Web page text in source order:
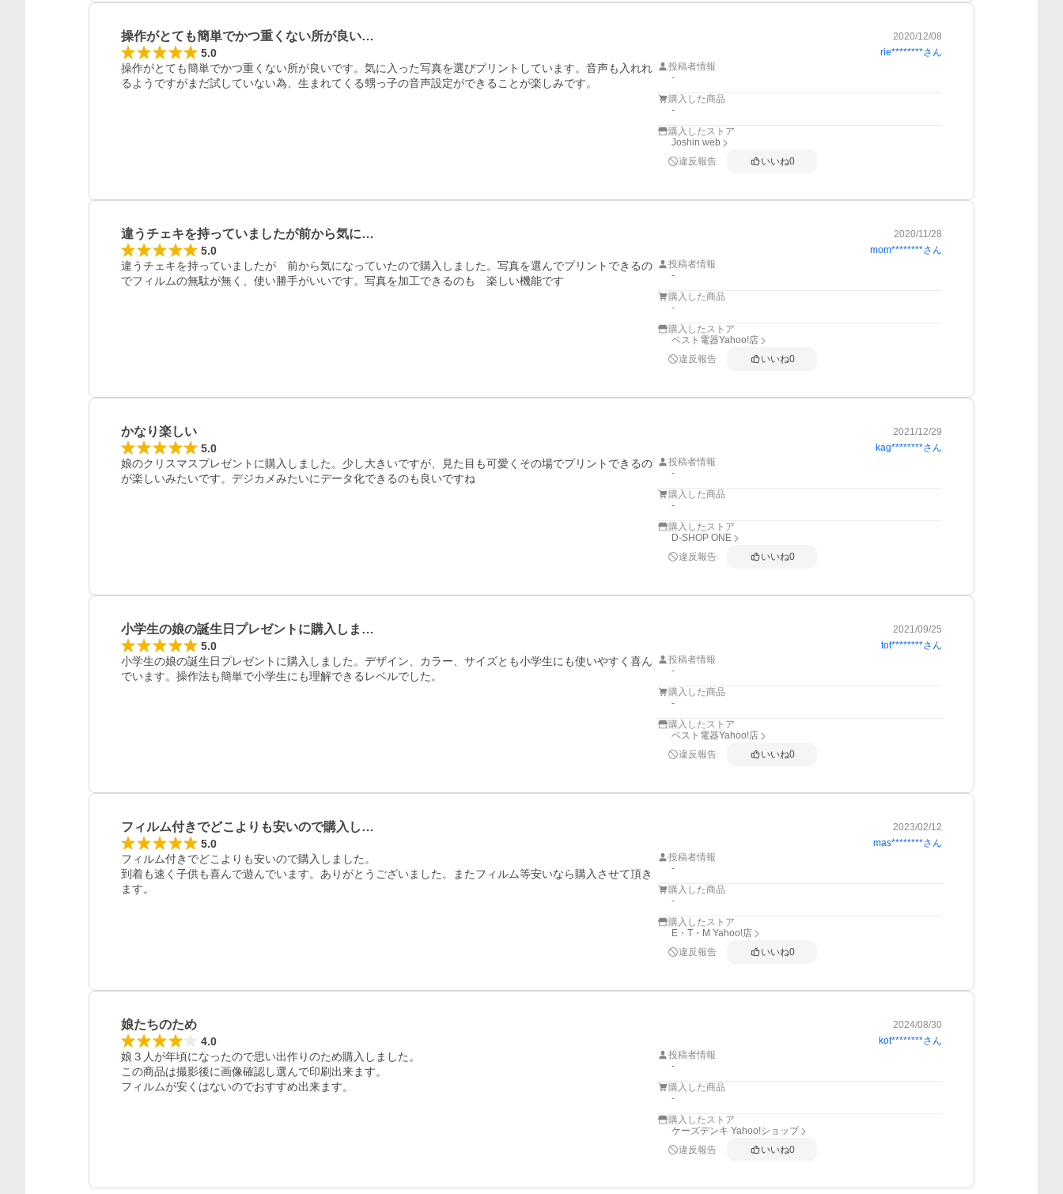
操作がとても簡単でかつ重くない所が良い… 2020/12/08
5.0 rie********さん
操作がとても簡単でかつ重くない所が良いです。気に入った写真を選びプリントしています。音声も入れれ
るようですがまだ試していない為、生まれてくる甥っ子の音声設定ができることが楽しみです。
投稿者情報
-
購入した商品
-
購入したストア
Joshin web
違反報告
いいね0
違うチェキを持っていましたが前から気に… 2020/11/28
5.0 mom********さん
違うチェキを持っていましたが　前から気になっていたので購入しました。写真を選んでプリントできるの
でフィルムの無駄が無く、使い勝手がいいです。写真を加工できるのも　楽しい機能です
投稿者情報
-
購入した商品
-
購入したストア
ベスト電器Yahoo!店
違反報告
いいね0
かなり楽しい 2021/12/29
5.0 kag********さん
娘のクリスマスプレゼントに購入しました。少し大きいですが、見た目も可愛くその場でプリントできるの
が楽しいみたいです。デジカメみたいにデータ化できるのも良いですね
投稿者情報
-
購入した商品
-
購入したストア
D-SHOP ONE
違反報告
いいね0
小学生の娘の誕生日プレゼントに購入しま… 2021/09/25
5.0 tot********さん
小学生の娘の誕生日プレゼントに購入しました。デザイン、カラー、サイズとも小学生にも使いやすく喜ん
でいます。操作法も簡単で小学生にも理解できるレベルでした。
投稿者情報
-
購入した商品
-
購入したストア
ベスト電器Yahoo!店
違反報告
いいね0
フィルム付きでどこよりも安いので購入し… 2023/02/12
5.0 mas********さん
フィルム付きでどこよりも安いので購入しました。
到着も速く子供も喜んで遊んでいます。ありがとうございました。またフィルム等安いなら購入させて頂き
ます。
投稿者情報
-
購入した商品
-
購入したストア
E・T・M Yahoo!店
違反報告
いいね0
娘たちのため 2024/08/30
4.0 kot********さん
娘３人が年頃になったので思い出作りのため購入しました。
この商品は撮影後に画像確認し選んで印刷出来ます。
フィルムが安くはないのでおすすめ出来ます。
投稿者情報
-
購入した商品
-
購入したストア
ケーズデンキ Yahoo!ショップ
違反報告
いいね0